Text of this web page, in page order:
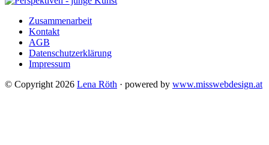
Zusammenarbeit
Kontakt
AGB
Datenschutzerklärung
Impressum
© Copyright 2026 Lena Röth · powered by www.misswebdesign.at